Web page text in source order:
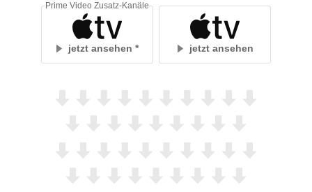
jetzt ansehen
Prime Video Zusatz-Kanäle
jetzt ansehen